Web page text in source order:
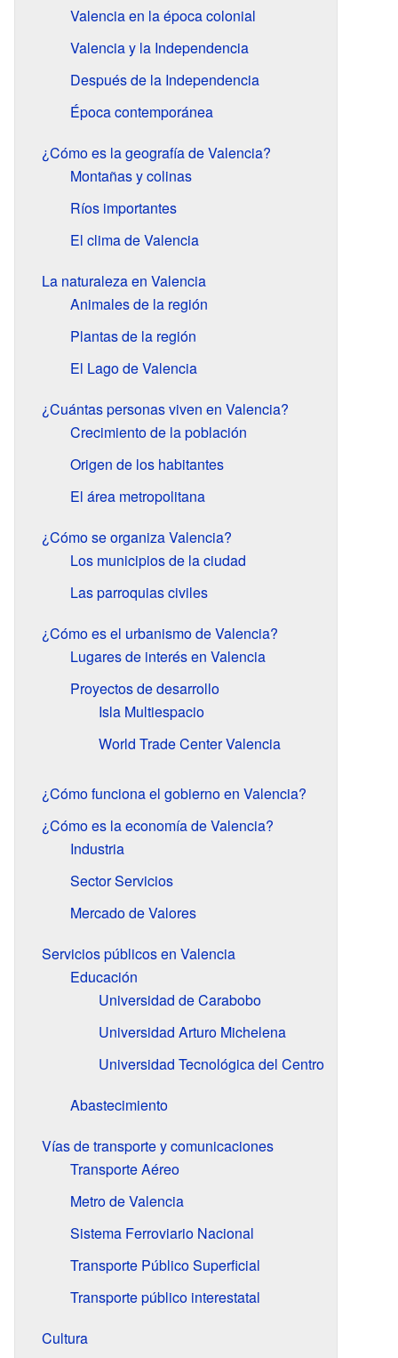
Valencia en la época colonial
Valencia y la Independencia
Después de la Independencia
Época contemporánea
¿Cómo es la geografía de Valencia?
Montañas y colinas
Ríos importantes
El clima de Valencia
La naturaleza en Valencia
Animales de la región
Plantas de la región
El Lago de Valencia
¿Cuántas personas viven en Valencia?
Crecimiento de la población
Origen de los habitantes
El área metropolitana
¿Cómo se organiza Valencia?
Los municipios de la ciudad
Las parroquias civiles
¿Cómo es el urbanismo de Valencia?
Lugares de interés en Valencia
Proyectos de desarrollo
Isla Multiespacio
World Trade Center Valencia
¿Cómo funciona el gobierno en Valencia?
¿Cómo es la economía de Valencia?
Industria
Sector Servicios
Mercado de Valores
Servicios públicos en Valencia
Educación
Universidad de Carabobo
Universidad Arturo Michelena
Universidad Tecnológica del Centro
Abastecimiento
Vías de transporte y comunicaciones
Transporte Aéreo
Metro de Valencia
Sistema Ferroviario Nacional
Transporte Público Superficial
Transporte público interestatal
Cultura